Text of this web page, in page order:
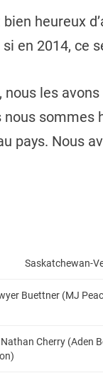
heureux
en 2014, ce
nous les
pays. Nous
Saskatchewan-
Buettner (MJ
Nathan Cherry (Aden